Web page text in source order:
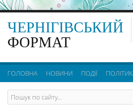
ЧЕРНІГІВСЬКИЙ
ФОРМАТ
ГОЛОВНА НОВИНИ ПОДІЇ